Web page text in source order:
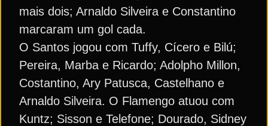
mais dois; Arnaldo Silveira e Constantino
marcaram um gol cada.
O Santos jogou com Tuffy, Cícero e Bilú;
Pereira, Marba e Ricardo; Adolpho Millon,
Costantino, Ary Patusca, Castelhano e
Arnaldo Silveira. O Flamengo atuou com
Kuntz; Sisson e Telefone; Dourado, Sidney